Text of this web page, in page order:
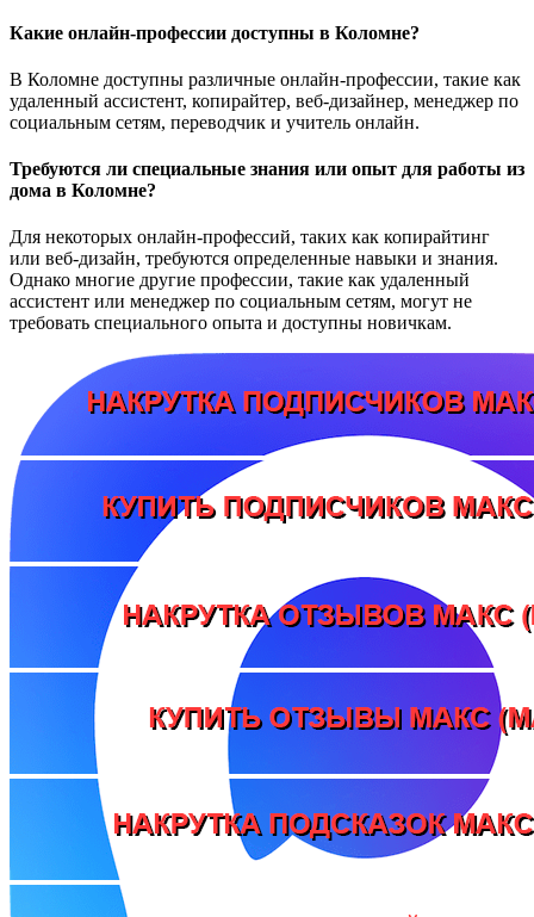
Какие онлайн-профессии доступны в Коломне?
В Коломне доступны различные онлайн-профессии, такие как
удаленный ассистент, копирайтер, веб-дизайнер, менеджер по
социальным сетям, переводчик и учитель онлайн.
Требуются ли специальные знания или опыт для работы из
дома в Коломне?
Для некоторых онлайн-профессий, таких как копирайтинг
или веб-дизайн, требуются определенные навыки и знания.
Однако многие другие профессии, такие как удаленный
ассистент или менеджер по социальным сетям, могут не
требовать специального опыта и доступны новичкам.